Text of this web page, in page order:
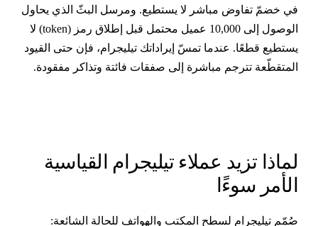
خضمّ تفاوض مباشر لا يستطيع. ومرسل البثّ الذي يحاول
الوصول إلى 10,000 عميل محتمل قبل إطلاق رمز (token) لا
قطعًا. عندما تمسّ إيراداتك تيليجرام، فإن حتى القيود
تترجم مباشرة إلى صفقات فائتة وتذاكر مفقودة.
تزيد عملاء تيليجرام القياسية
سوءًا
تيليجرام لسطح المكتب والهواتف للحالة الشائعة: